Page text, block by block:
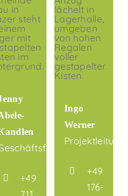
+49
Ingo
Werner
Projektleitung
+49
176-